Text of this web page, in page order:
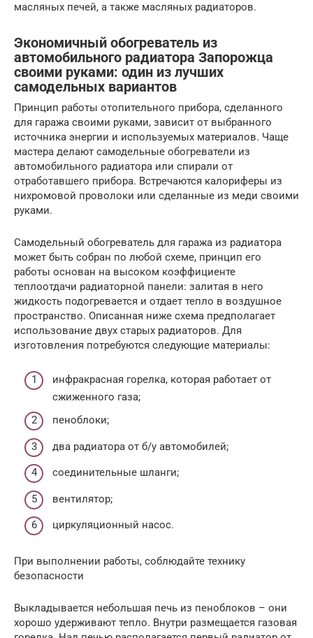
масляных печей, а также масляных радиаторов.
Экономичный обогреватель из
автомобильного радиатора Запорожца
своими руками: один из лучших
самодельных вариантов
Принцип работы отопительного прибора, сделанного
для гаража своими руками, зависит от выбранного
источника энергии и используемых материалов. Чаще
мастера делают самодельные обогреватели из
автомобильного радиатора или спирали от
отработавшего прибора. Встречаются калориферы из
нихромовой проволоки или сделанные из меди своими
руками.
Самодельный обогреватель для гаража из радиатора
может быть собран по любой схеме, принцип его
работы основан на высоком коэффициенте
теплоотдачи радиаторной панели: залитая в него
жидкость подогревается и отдает тепло в воздушное
пространство. Описанная ниже схема предполагает
использование двух старых радиаторов. Для
изготовления потребуются следующие материалы:
инфракрасная горелка, которая работает от
сжиженного газа;
пеноблоки;
два радиатора от б/у автомобилей;
соединительные шланги;
вентилятор;
циркуляционный насос.
При выполнении работы, соблюдайте технику
безопасности
Выкладывается небольшая печь из пеноблоков – они
хорошо удерживают тепло. Внутри размещается газовая